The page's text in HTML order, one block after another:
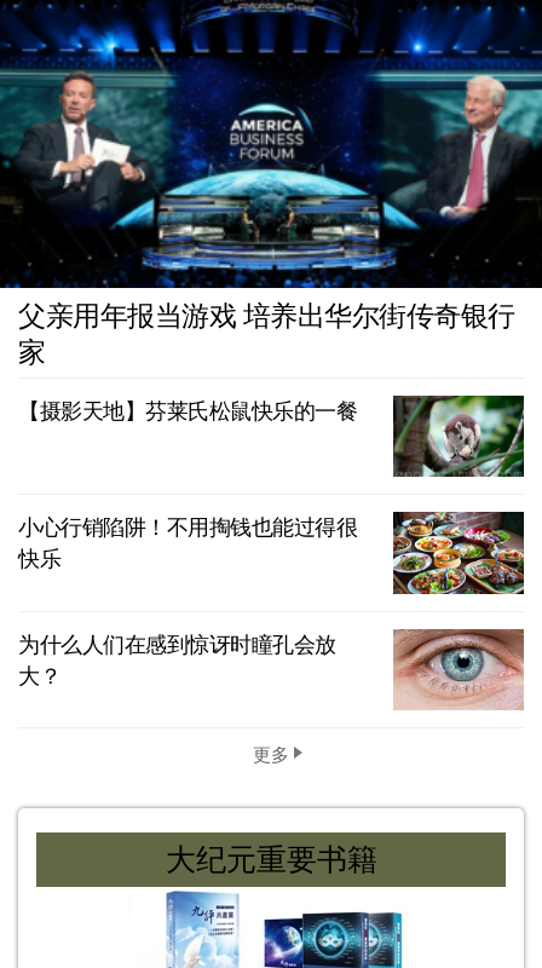
父亲用年报当游戏 培养出华尔街传奇银行
家
【摄影天地】芬莱氏松鼠快乐的一餐
小心行销陷阱！不用掏钱也能过得很
快乐
为什么人们在感到惊讶时瞳孔会放
大？
更多
大纪元重要书籍